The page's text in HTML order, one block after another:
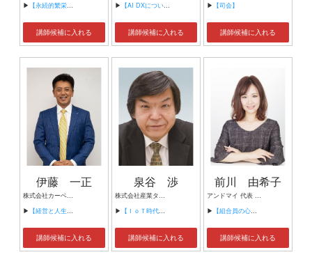
▶ 【永続的繁栄の組織づくり】
講師候補に入れる
▶ 【AI DXについて】
講師候補に入れる
▶ 【司会】
講師候補に入れる
伊藤 一正
株式会社カーベル代表取締役社長 プロレスラーカーベル伊藤
▶ 【経営と人生がHappyになる3つのキーワード】
講師候補に入れる
泉谷 渉
株式会社産業タイムズ社 代表取締役会長 半導体産業新聞 特別編集委員
▶ 【ＩｏＴ時代にニッポンの製造業が一気に抜け出す！！ ～世界トップシェアのセンサーとロボットで戦え！】
講師候補に入れる
前川 由希子
アンドマイ 代表 組織活性化コンサルタント
▶ 【組合員の心をぐっと掴むコミュニケーション術～組合員が「あなたが言うなら」と動き出す３ステップ～】
講師候補に入れる